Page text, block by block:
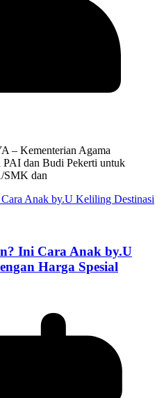
– Kementerian Agama
PAI dan Budi Pekerti untuk
SMK dan
Ini Cara Anak by.U
Harga Spesial